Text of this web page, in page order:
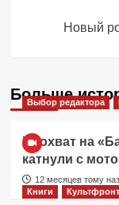
Новый
Больше
Выбор редактора
Прохват на
катнули с
12 месяцев тому
Книги
Культфронт